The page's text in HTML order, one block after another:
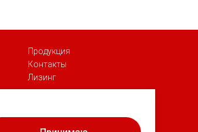
Продукция
Контакты
Лизинг